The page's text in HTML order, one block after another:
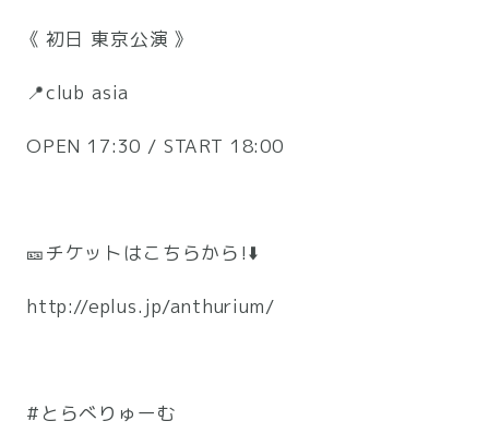
《 初日 東京公演 》
📍club asia
OPEN 17:30 / START 18:00
🎫チケットはこちらから!⬇️
http://eplus.jp/anthurium/
#とらべりゅーむ